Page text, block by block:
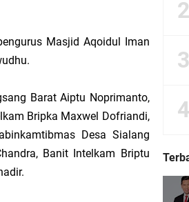
Beri Penghargaan kepada Kapolda Riau
RI Kawal Pembangunan Kawasan
Tahniah Hari Jadi ke-14 Kecamatan Tasik
Masjid Aqoidul Iman
Barat Aiptu Noprimanto,
Bripka Maxwel Dofriandi,
Desa Sialang
Banit Intelkam Briptu